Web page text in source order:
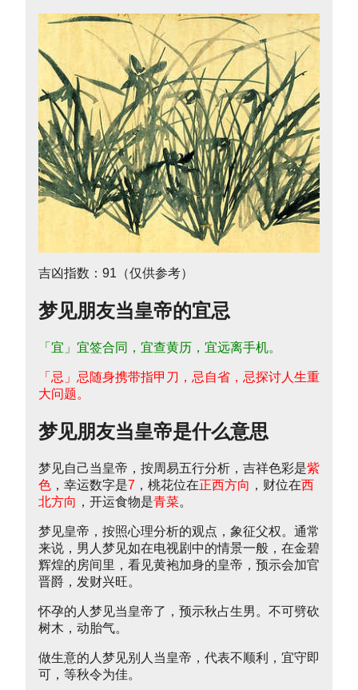
吉凶指数：91（仅供参考）
梦见朋友当皇帝的宜忌
「宜」宜签合同，宜查黄历，宜远离手机。
「忌」忌随身携带指甲刀，忌自省，忌探讨人生重
大问题。
梦见朋友当皇帝是什么意思
梦见自己当皇帝，按周易五行分析，吉祥色彩是紫
色 ，幸运数字是7 ，桃花位在正西方向 ，财位在西
北方向 ，开运食物是青菜。
梦见皇帝，按照心理分析的观点，象征父权。通常
来说，男人梦见如在电视剧中的情景一般，在金碧
辉煌的房间里，看见黄袍加身的皇帝，预示会加官
晋爵，发财兴旺。
怀孕的人梦见当皇帝了，预示秋占生男。不可劈砍
树木，动胎气。
做生意的人梦见别人当皇帝，代表不顺利，宜守即
可，等秋令为佳。